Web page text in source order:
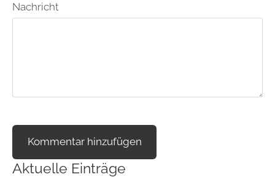
Aktuelle Einträge
Nachricht